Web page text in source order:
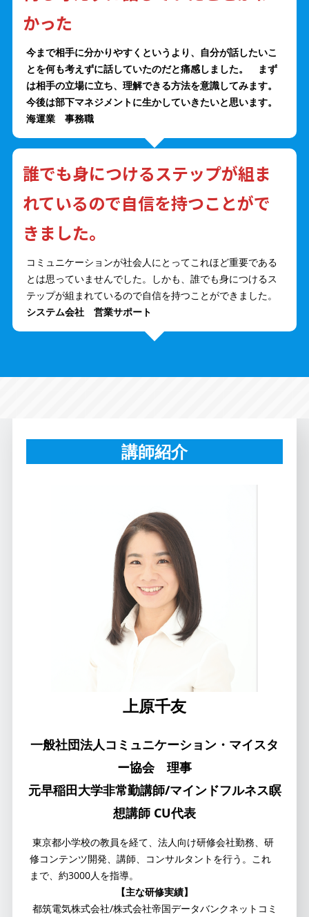
かった
今まで相手に分かりやすくというより、自分が話したいこ
とを何も考えずに話していたのだと痛感しました。 まず
は相手の立場に立ち、理解できる方法を意識してみます。
今後は部下マネジメントに生かしていきたいと思います。
海運業 事務職
誰でも身につけるステップが組ま
れているので自信を持つことがで
きました。
コミュニケーションが社会人にとってこれほど重要である
とは思っていませんでした。しかも、誰でも身につけるス
テップが組まれているので自信を持つことができました。
システム会社 営業サポート
講師紹介
上原千友
一般社団法人コミュニケーション・マイスタ
ー協会 理事
元早稲田大学非常勤講師/マインドフルネス瞑
想講師 CU代表
東京都小学校の教員を経て、法人向け研修会社勤務、研
修コンテンツ開発、講師、コンサルタントを行う。これ
まで、約3000人を指導。
【主な研修実績】
都筑電気株式会社/株式会社帝国データバンクネットコミ